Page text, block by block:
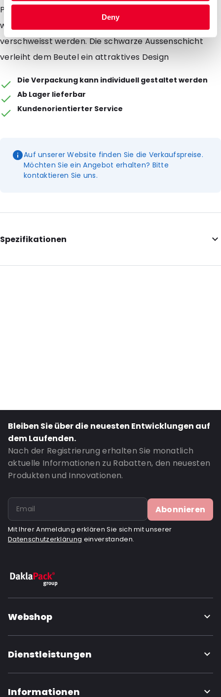
Deny
Produkte geeignet. Der Seitenfaltenbeutel ist nicht
wiederverschliessbar, kann aber nach der Befüllung
verschweisst werden. Die schwarze Aussenschicht
verleiht dem Beutel ein attraktives Design
Die Verpackung kann individuell gestaltet werden
Ab Lager lieferbar
Kundenorientierter Service
Auf unserer Website finden Sie die Verkaufspreise.
Möchten Sie ein Angebot erhalten? Bitte
kontaktieren Sie uns.
Spezifikationen
Internal Length: 310
Bestell-ID: 661V
Bleiben Sie über die neuesten Entwicklungen auf
dem Laufenden.
Nach der Registrierung erhalten Sie monatlich
aktuelle Informationen zu Rabatten, den neuesten
Produkten und Innovationen.
Abonnieren
Mit Ihrer Anmeldung erklären Sie sich mit unserer
Datenschutzerklärung einverstanden.
Webshop
Dienstleistungen
Informationen